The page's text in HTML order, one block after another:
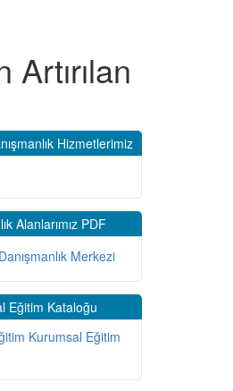
Hizmetlerimiz
Alanlarımız PDF
Eğitim Kataloğu